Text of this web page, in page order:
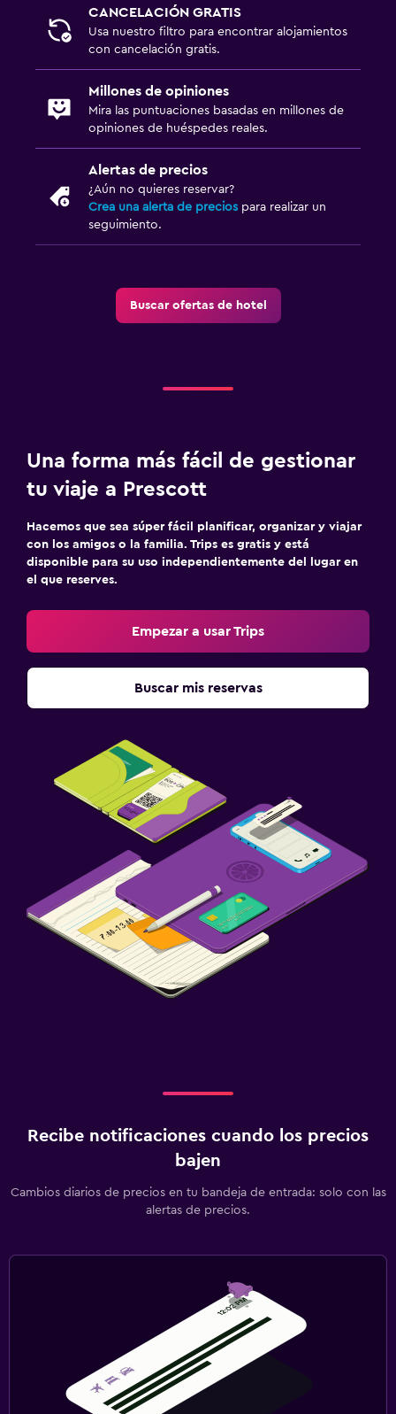
CANCELACIÓN GRATIS
Usa nuestro filtro para encontrar alojamientos
con cancelación gratis.
Millones de opiniones
Mira las puntuaciones basadas en millones de
opiniones de huéspedes reales.
Alertas de precios
¿Aún no quieres reservar?
Crea una alerta de precios para realizar un
seguimiento.
Buscar ofertas de hotel
Una forma más fácil de gestionar
tu viaje a Prescott
Hacemos que sea súper fácil planificar, organizar y viajar
con los amigos o la familia. Trips es gratis y está
disponible para su uso independientemente del lugar en
el que reserves.
Empezar a usar Trips
Buscar mis reservas
Recibe notificaciones cuando los precios
bajen
Cambios diarios de precios en tu bandeja de entrada: solo con las
alertas de precios.